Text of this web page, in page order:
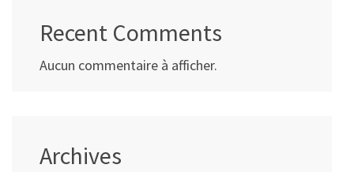
Recent Comments
Aucun commentaire à afficher.
Archives